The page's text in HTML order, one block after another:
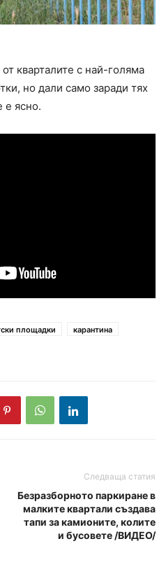
кварталите с най-голяма
но дали само заради тях
е ясно.
площадки
карантина
Следваща статия
Безразборното паркиране в
малките квартали създава
тапи за камионите, колите
и бусовете /ВИДЕО/